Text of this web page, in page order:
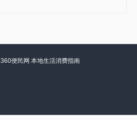
360便民网 本地生活消费指南